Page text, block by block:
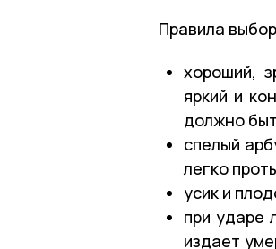
Правила
хороший,
яркий и
должно
спелый
легко
усик и
при ударе
издает